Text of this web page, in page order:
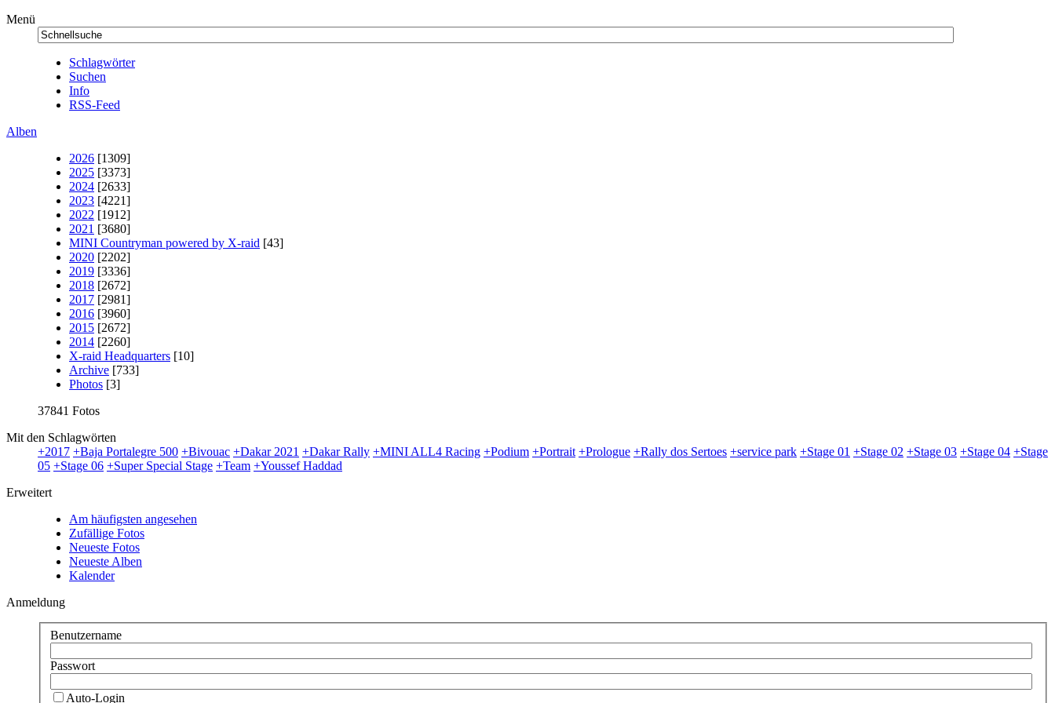
Menü
Schlagwörter
Suchen
Info
RSS-Feed
Alben
2026 [1309]
2025 [3373]
2024 [2633]
2023 [4221]
2022 [1912]
2021 [3680]
MINI Countryman powered by X-raid [43]
2020 [2202]
2019 [3336]
2018 [2672]
2017 [2981]
2016 [3960]
2015 [2672]
2014 [2260]
X-raid Headquarters [10]
Archive [733]
Photos [3]
37841 Fotos
Mit den Schlagwörten
+2017 +Baja Portalegre 500 +Bivouac +Dakar 2021 +Dakar Rally +MINI ALL4 Racing +Podium +Portrait +Prologue +Rally dos Sertoes +service park +Stage 01 +Stage 02 +Stage 03 +Stage 04 +Stage
05 +Stage 06 +Super Special Stage +Team +Youssef Haddad
Erweitert
Am häufigsten angesehen
Zufällige Fotos
Neueste Fotos
Neueste Alben
Kalender
Anmeldung
Benutzername
Passwort
Auto-Login